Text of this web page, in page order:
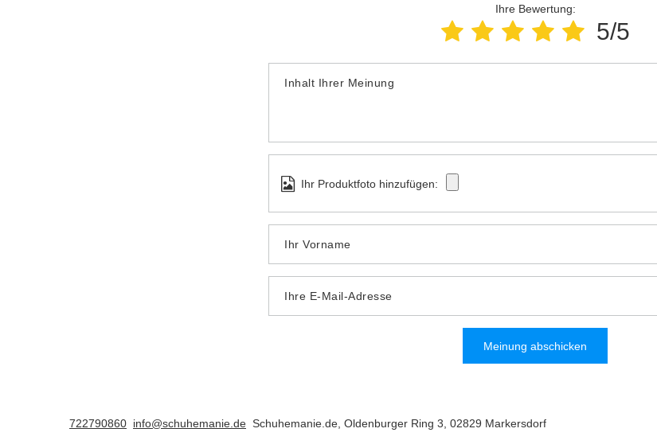
Ihre Bewertung:
5/5
Inhalt Ihrer Meinung
Ihr Produktfoto hinzufügen:
Ihr Vorname
Ihre E-Mail-Adresse
Meinung abschicken
722790860 info@schuhemanie.de Schuhemanie.de Oldenburger Ring 3 02829 Markersdorf